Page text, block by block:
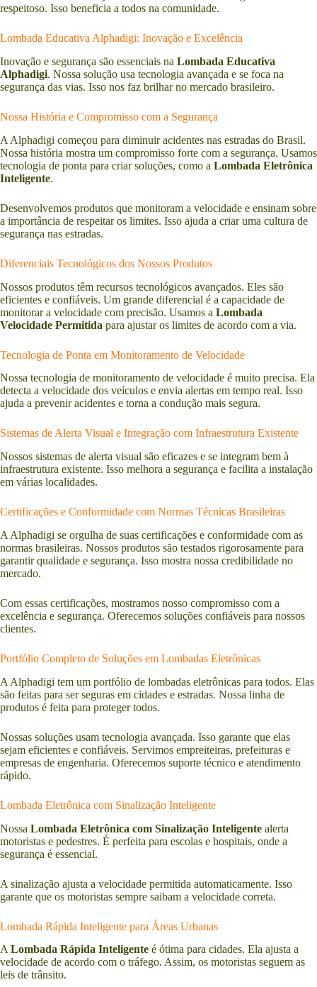
respeitoso. Isso beneficia a todos na comunidade.
Lombada Educativa Alphadigi: Inovação e Excelência
Inovação e segurança são essenciais na Lombada Educativa
Alphadigi. Nossa solução usa tecnologia avançada e se foca na
segurança das vias. Isso nos faz brilhar no mercado brasileiro.
Nossa História e Compromisso com a Segurança
A Alphadigi começou para diminuir acidentes nas estradas do Brasil.
Nossa história mostra um compromisso forte com a segurança. Usamos
tecnologia de ponta para criar soluções, como a Lombada Eletrônica
Inteligente.
Desenvolvemos produtos que monitoram a velocidade e ensinam sobre
a importância de respeitar os limites. Isso ajuda a criar uma cultura de
segurança nas estradas.
Diferenciais Tecnológicos dos Nossos Produtos
Nossos produtos têm recursos tecnológicos avançados. Eles são
eficientes e confiáveis. Um grande diferencial é a capacidade de
monitorar a velocidade com precisão. Usamos a Lombada
Velocidade Permitida para ajustar os limites de acordo com a via.
Tecnologia de Ponta em Monitoramento de Velocidade
Nossa tecnologia de monitoramento de velocidade é muito precisa. Ela
detecta a velocidade dos veículos e envia alertas em tempo real. Isso
ajuda a prevenir acidentes e torna a condução mais segura.
Sistemas de Alerta Visual e Integração com Infraestrutura Existente
Nossos sistemas de alerta visual são eficazes e se integram bem à
infraestrutura existente. Isso melhora a segurança e facilita a instalação
em várias localidades.
Certificações e Conformidade com Normas Técnicas Brasileiras
A Alphadigi se orgulha de suas certificações e conformidade com as
normas brasileiras. Nossos produtos são testados rigorosamente para
garantir qualidade e segurança. Isso mostra nossa credibilidade no
mercado.
Com essas certificações, mostramos nosso compromisso com a
excelência e segurança. Oferecemos soluções confiáveis para nossos
clientes.
Portfólio Completo de Soluções em Lombadas Eletrônicas
A Alphadigi tem um portfólio de lombadas eletrônicas para todos. Elas
são feitas para ser seguras em cidades e estradas. Nossa linha de
produtos é feita para proteger todos.
Nossas soluções usam tecnologia avançada. Isso garante que elas
sejam eficientes e confiáveis. Servimos empreiteiras, prefeituras e
empresas de engenharia. Oferecemos suporte técnico e atendimento
rápido.
Lombada Eletrônica com Sinalização Inteligente
Nossa Lombada Eletrônica com Sinalização Inteligente alerta
motoristas e pedestres. É perfeita para escolas e hospitais, onde a
segurança é essencial.
A sinalização ajusta a velocidade permitida automaticamente. Isso
garante que os motoristas sempre saibam a velocidade correta.
Lombada Rápida Inteligente para Áreas Urbanas
A Lombada Rápida Inteligente é ótima para cidades. Ela ajusta a
velocidade de acordo com o tráfego. Assim, os motoristas seguem as
leis de trânsito.